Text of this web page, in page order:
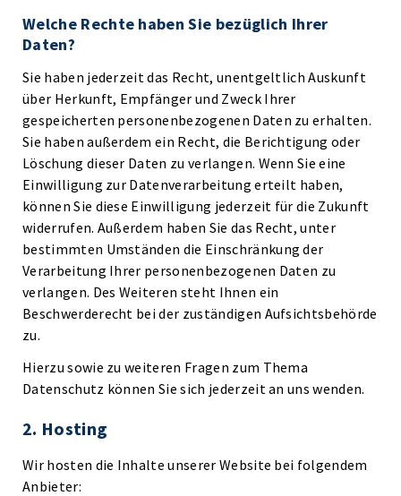
Welche Rechte haben Sie bezüglich Ihrer
Daten?
Sie haben jederzeit das Recht, unentgeltlich Auskunft
über Herkunft, Empfänger und Zweck Ihrer
gespeicherten personenbezogenen Daten zu erhalten.
Sie haben außerdem ein Recht, die Berichtigung oder
Löschung dieser Daten zu verlangen. Wenn Sie eine
Einwilligung zur Datenverarbeitung erteilt haben,
können Sie diese Einwilligung jederzeit für die Zukunft
widerrufen. Außerdem haben Sie das Recht, unter
bestimmten Umständen die Einschränkung der
Verarbeitung Ihrer personenbezogenen Daten zu
verlangen. Des Weiteren steht Ihnen ein
Beschwerderecht bei der zuständigen Aufsichtsbehörde
zu.
Hierzu sowie zu weiteren Fragen zum Thema
Datenschutz können Sie sich jederzeit an uns wenden.
2. Hosting
Wir hosten die Inhalte unserer Website bei folgendem
Anbieter: